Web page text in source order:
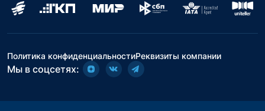
Политика конфиденциальностиРеквизиты компании
Мы в соцсетях: